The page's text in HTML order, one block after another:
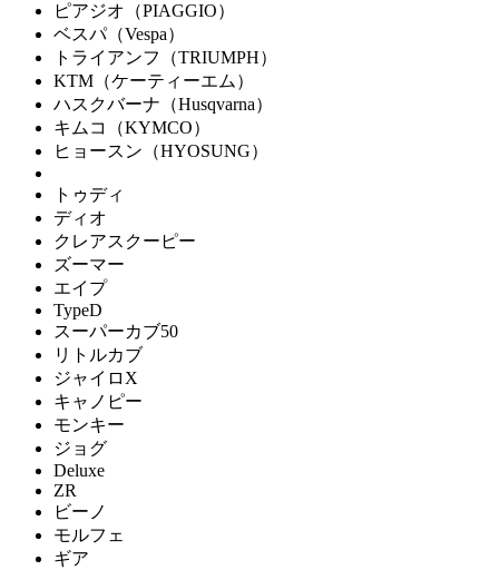
ピアジオ（PIAGGIO）
ベスパ（Vespa）
トライアンフ（TRIUMPH）
KTM（ケーティーエム）
ハスクバーナ（Husqvarna）
キムコ（KYMCO）
ヒョースン（HYOSUNG）
トゥディ
ディオ
クレアスクーピー
ズーマー
エイプ
TypeD
スーパーカブ50
リトルカブ
ジャイロX
キャノピー
モンキー
ジョグ
Deluxe
ZR
ビーノ
モルフェ
ギア